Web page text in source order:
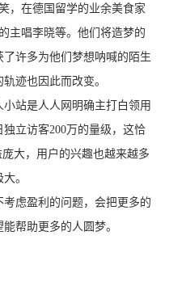
，在德国留学的业余美食家
主唱李晓等。他们将造梦的
许多为他们梦想呐喊的陌生
迹也因此而改变。
站是人人网明确主打白领用
立访客200万的量级，这恰
大，用户的兴趣也越来越多
。
虑盈利的问题，会把更多的
帮助更多的人圆梦。